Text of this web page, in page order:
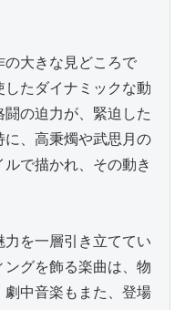
の大きな見どころで
たダイナミックな動
の迫力が、緊迫した
に、高秉燭や武思月の
で描かれ、その動き
を一層引き立ててい
グを飾る楽曲は、物
中音楽もまた、登場